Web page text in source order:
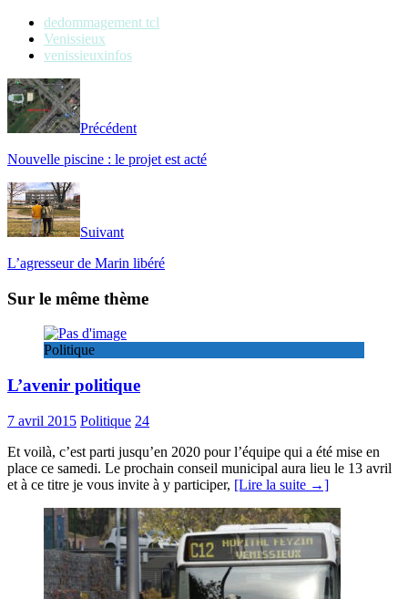
dedommagement tcl
Venissieux
venissieuxinfos
Précédent
Nouvelle piscine : le projet est acté
Suivant
L’agresseur de Marin libéré
Sur le même thème
Politique
L’avenir politique
7 avril 2015 Politique 24
Et voilà, c’est parti jusqu’en 2020 pour l’équipe qui a été mise en
place ce samedi. Le prochain conseil municipal aura lieu le 13 avril
et à ce titre je vous invite à y participer, [Lire la suite →]